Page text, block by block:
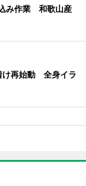
み作業 和歌山産
け再始動 全身イラ